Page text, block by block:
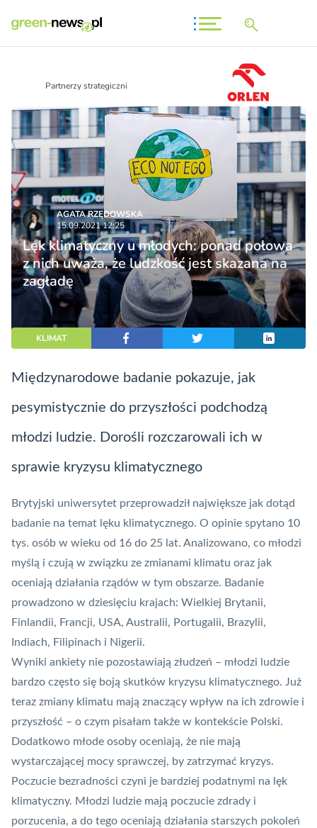
Partnerzy strategiczni
AGATA RZĘDOWSKA
15.09.2021 12:25
Lęk klimatyczny u młodych: ponad połowa
z nich uważa, że ludzkość jest skazana na
zagładę
KLIMAT
Międzynarodowe badanie pokazuje, jak
pesymistycznie do przyszłości podchodzą
młodzi ludzie. Dorośli rozczarowali ich w
sprawie kryzysu klimatycznego
Brytyjski uniwersytet przeprowadził największe jak dotąd
badanie na temat lęku klimatycznego. O opinie spytano 10
tys. osób w wieku od 16 do 25 lat. Analizowano, co młodzi
myślą i czują w związku ze zmianami klimatu oraz jak
oceniają działania rządów w tym obszarze. Badanie
prowadzono w dziesięciu krajach: Wielkiej Brytanii,
Finlandii, Francji, USA, Australii, Portugalii, Brazylii,
Indiach, Filipinach i Nigerii.
Wyniki ankiety nie pozostawiają złudzeń – młodzi ludzie
bardzo często się boją skutków kryzysu klimatycznego. Już
teraz zmiany klimatu mają znaczący wpływ na ich zdrowie i
przyszłość – o czym pisałam także w kontekście Polski.
Dodatkowo młode osoby oceniają, że nie mają
wystarczającej mocy sprawczej, by zatrzymać kryzys.
Poczucie bezradności czyni je bardziej podatnymi na lęk
klimatyczny. Młodzi ludzie mają poczucie zdrady i
porzucenia, a do tego oceniają działania starszych pokoleń